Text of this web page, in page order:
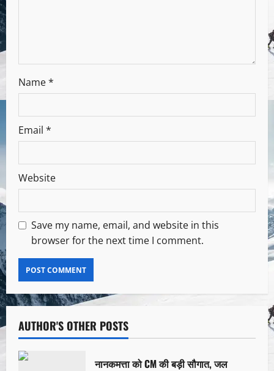
Name*
Email *
Website
Save my name, email, and website in this
browser for the next time I comment.
AUTHOR'S OTHER POSTS
नानकमत्ता को CM की बड़ी सौगात, जल